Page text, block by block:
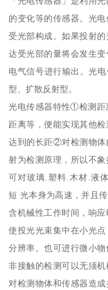
的变化等的传感器。光
受光部构成。如果投射
达受光部的量将会发生
电气信号进行输出。光
型、扩散反射型。
光电传感器特性①检测距
距离等，便能实现其他检
达到的长距②对检测物体
射为检测原理，所以不
可对玻璃.塑料.木材.液
短 光本身为高速，并且
含机械性工作时间，响
使投光光束集中在小光
分辨率。也可进行微小
非接触的检测可以无须
对检测物体和传感器造